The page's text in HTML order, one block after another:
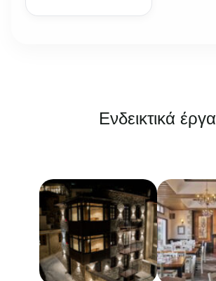
Ενδεικτικά έργα